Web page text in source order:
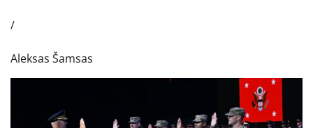
/
Aleksas Šamsas